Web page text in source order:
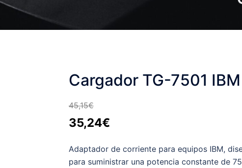
Cargador TG-7501 IBM
45,15€
El
original
35,24€El
actual
Adaptador de corriente para equipos IBM,
para suministrar una potencia constante de